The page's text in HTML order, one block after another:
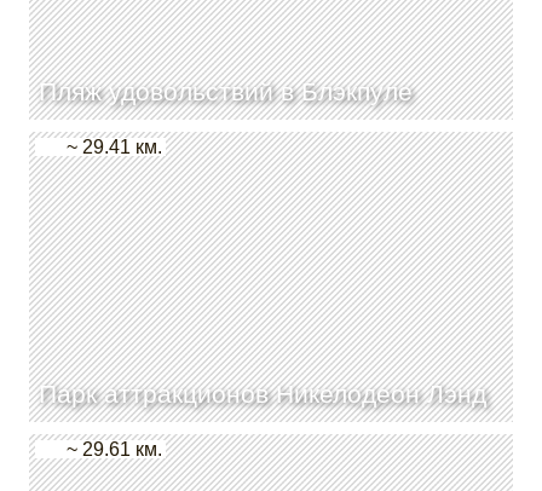
Пляж удовольствий в Блэкпуле
Парк аттракционов Никелодеон Лэнд
~ 29.41 км.
~ 29.61 км.